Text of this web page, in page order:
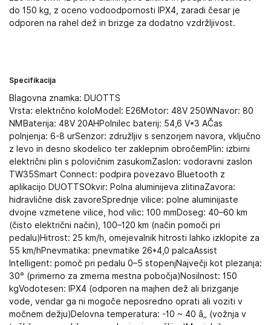
do 150 kg, z oceno vodoodpornosti IPX4, zaradi česar je
odporen na rahel dež in brizge za dodatno vzdržljivost.
Specifikacija
Blagovna znamka: DUOTTS
Vrsta: električno koloModel: E26Motor: 48V 250WNavor: 80
NMBaterija: 48V 20AHPolnilec baterij: 54,6 V*3 AČas
polnjenja: 6-8 urSenzor: združljiv s senzorjem navora, vključno
z levo in desno skodelico ter zaklepnim obročemPlin: izbirni
električni plin s polovičnim zasukomZaslon: vodoravni zaslon
TW35Smart Connect: podpira povezavo Bluetooth z
aplikacijo DUOTTSOkvir: Polna aluminijeva zlitinaZavora:
hidravlične disk zavoreSprednje vilice: polne aluminijaste
dvojne vzmetene vilice, hod vilic: 100 mmDoseg: 40–60 km
(čisto električni način), 100–120 km (način pomoči pri
pedalu)Hitrost: 25 km/h, omejevalnik hitrosti lahko izklopite za
55 km/hPnevmatika: pnevmatike 26*4,0 palcaAssist
Intelligent: pomoč pri pedalu 0–5 stopenjNajvečji kot plezanja:
30° (primerno za zmerna mestna pobočja)Nosilnost: 150
kgVodotesen: IPX4 (odporen na majhen dež ali brizganje
vode, vendar ga ni mogoče neposredno oprati ali voziti v
močnem dežju)Delovna temperatura: -10 ~ 40 â„ (vožnja v